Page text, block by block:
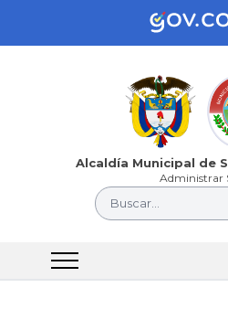
Alcaldía Municipal de
Administrar
Buscar...